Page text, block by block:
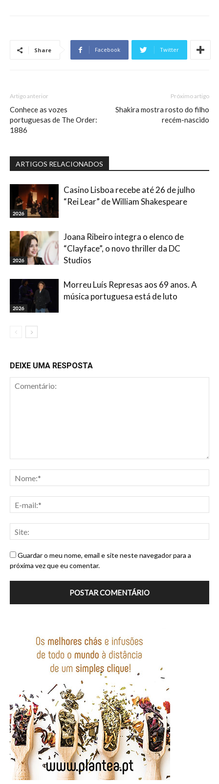
Share Facebook Twitter
Artigo anterior
Conhece as vozes
portuguesas de The Order:
1886
Próximo artigo
Shakira mostra rosto do filho
recém-nascido
ARTIGOS RELACIONADOS
2026
Casino Lisboa recebe até 26 de julho
“Rei Lear” de William Shakespeare
2026
Joana Ribeiro integra o elenco de
“Clayface”, o novo thriller da DC
Studios
2026
Morreu Luís Represas aos 69 anos. A
música portuguesa está de luto
DEIXE UMA RESPOSTA
Guardar o meu nome, email e site neste navegador para a
próxima vez que eu comentar.